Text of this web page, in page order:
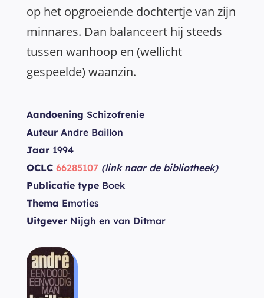
op het opgroeiende dochtertje van zijn
minnares. Dan balanceert hij steeds
tussen wanhoop en (wellicht
gespeelde) waanzin.
Aandoening Schizofrenie
Auteur Andre Baillon
Jaar 1994
OCLC 66285107 (link naar de bibliotheek)
Publicatie type Boek
Thema Emoties
Uitgever Nijgh en van Ditmar